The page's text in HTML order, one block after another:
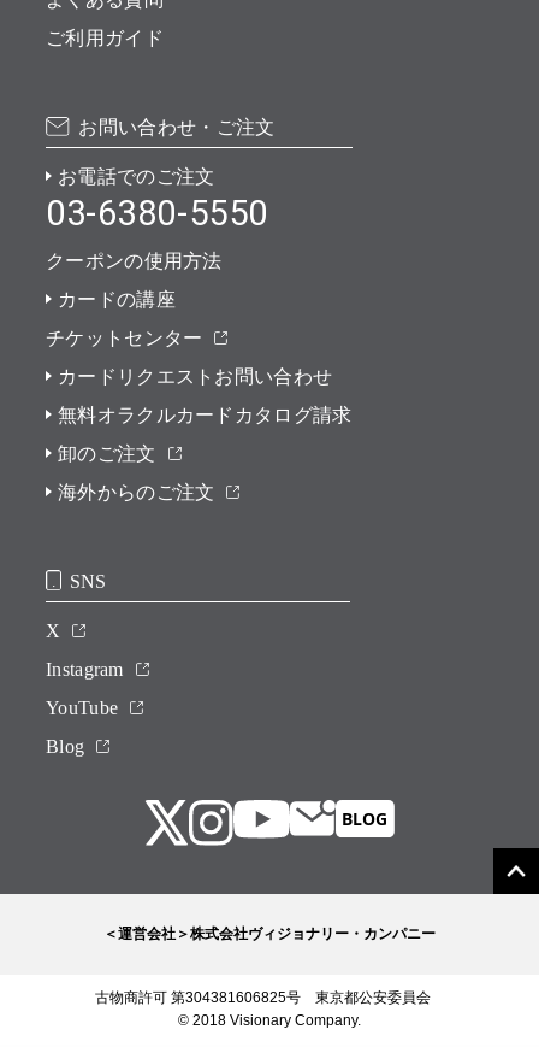
ご利用ガイド
お問い合わせ・ご注文
お電話でのご注文
03-6380-5550
クーポンの使用方法
カードの講座
チケットセンター
カードリクエストお問い合わせ
無料オラクルカードカタログ請求
卸のご注文
海外からのご注文
SNS
X
Instagram
YouTube
Blog
＜運営会社＞株式会社ヴィジョナリー・カンパニー
古物商許可 第304381606825号 東京都公安委員会
© 2018 Visionary Company.